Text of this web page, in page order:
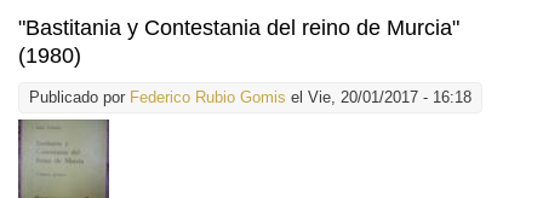
"Bastitania y Contestania del reino de Murcia"
(1980)
Publicado por Federico Rubio Gomis el Vie, 20/01/2017 - 16:18